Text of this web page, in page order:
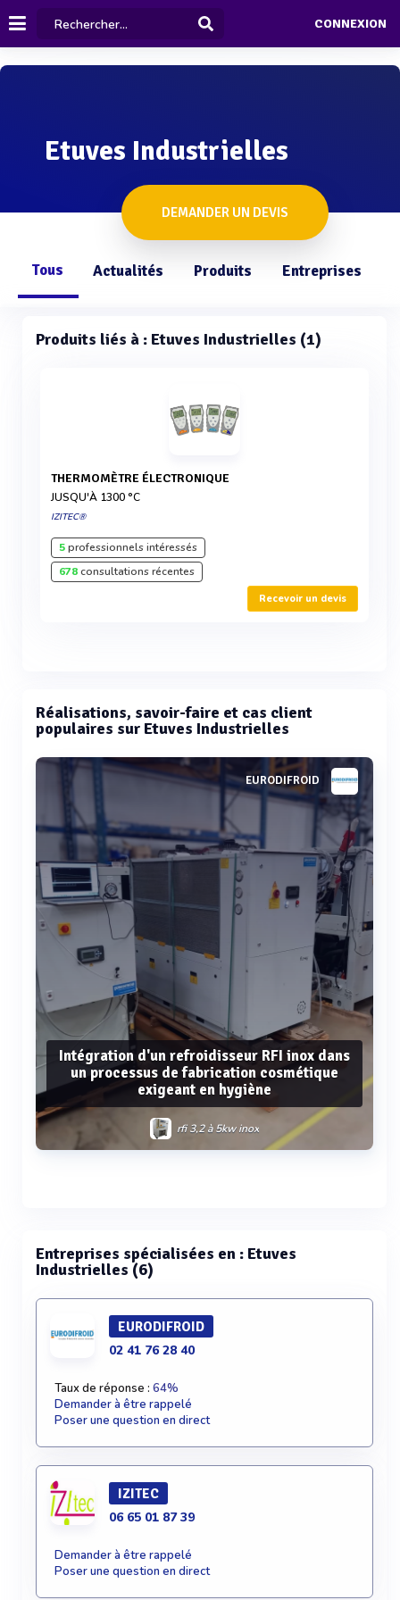
CONNEXION
Etuves Industrielles
DEMANDER UN DEVIS
Tous Actualités Produits Entreprises
Produits liés à : Etuves Industrielles (1)
THERMOMÈTRE ÉLECTRONIQUE
JUSQU'À 1300 °C
IZITEC®
5professionnels intéressés
678consultations récentes
Recevoir un devis
Réalisations, savoir-faire et cas client
populaires sur Etuves Industrielles
EURODIFROID
Intégration d'un refroidisseur RFI inox dans
un processus de fabrication cosmétique
exigeant en hygiène
rfi 3,2 à 5kw inox
Entreprises spécialisées en : Etuves
Industrielles (6)
EURODIFROID
02 41 76 28 40
Taux de réponse : 64%
Demander à être rappelé
Poser une question en direct
IZITEC
06 65 01 87 39
Demander à être rappelé
Poser une question en direct